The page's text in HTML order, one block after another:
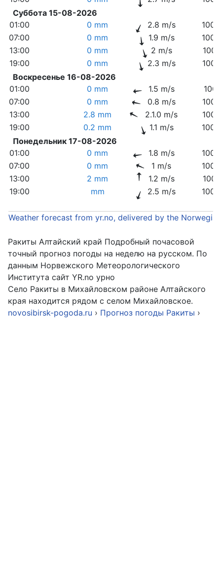
Суббота 15-08-2026
01:00
0 mm 2.8 m/s
07:00
0 mm 1.9 m/s
13:00
0 mm 2 m/s
19:00
0 mm 2.3 m/s
Воскресенье 16-08-2026
01:00
0 mm 1.5 m/s
07:00
0 mm 0.8 m/s
13:00
2.8 mm 2.1.0 m/s
19:00
0.2 mm 1.1 m/s
Понедельник 17-08-2026
01:00
0 mm 1.8 m/s
07:00
0 mm 1 m/s
13:00
2 mm 1.2 m/s
19:00
mm 2.5 m/s
Weather forecast from yr.no, delivered by the
Ракиты Алтайский край Подробный почасовой
точный прогноз погоды на неделю на русском. По
данным Норвежского Метеорологического
Института сайт YR.no урно
Село Ракиты в Михайловском районе Алтайского
края находится рядом с селом Михайловское.
novosibirsk-pogoda.ru › Прогноз погоды Ракиты ›